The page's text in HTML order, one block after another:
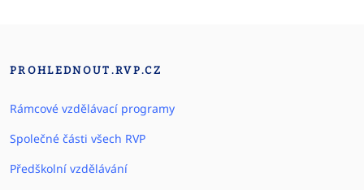
PROHLEDNOUT.RVP.CZ
Rámcové vzdělávací programy
Společné části všech RVP
Předškolní vzdělávání